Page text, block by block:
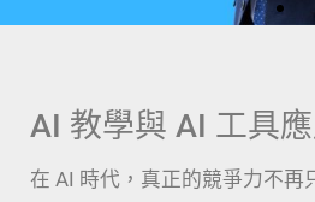
AI 教學與 AI 工具
在 AI 時代，真正的競爭力不再